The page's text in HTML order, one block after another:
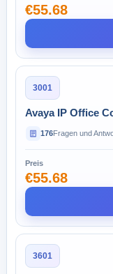
€55.68
3001
Avaya IP Office
176Fragen und
Preis
€55.68
3601